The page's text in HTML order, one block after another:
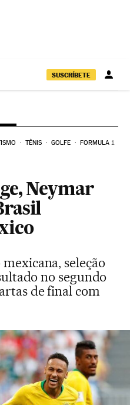
SUSCRÍBETE
TÊNIS GOLFE FORMULA 1
Neymar
seleção
no segundo
de final com